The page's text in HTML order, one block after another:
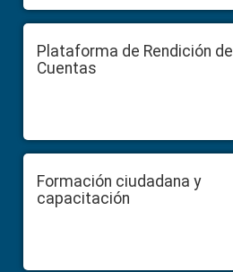
Plataforma de Rendición de
Cuentas
Formación ciudadana y
capacitación